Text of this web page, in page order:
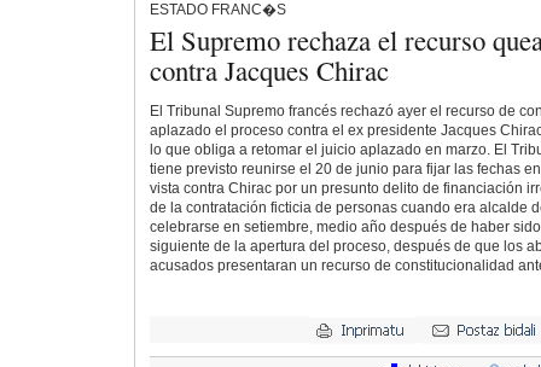
ESTADO FRANC�S
El Supremo rechaza el recurso
contra Jacques Chirac
El Tribunal Supremo francés rechazó ayer el recurso de
aplazado el proceso contra el ex presidente Jacques
lo que obliga a retomar el juicio aplazado en marzo. El
tiene previsto reunirse el 20 de junio para fijar las fechas
vista contra Chirac por un presunto delito de financiación
de la contratación ficticia de personas cuando era alcalde
celebrarse en setiembre, medio año después de haber
siguiente de la apertura del proceso, después de que los
acusados presentaran un recurso de constitucionalidad